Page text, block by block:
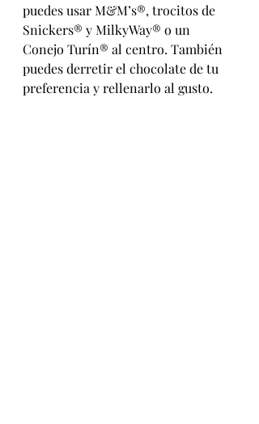
puedes usar M&M’s®, trocitos de
Snickers® y MilkyWay® o un
Conejo Turín® al centro. También
puedes derretir el chocolate de tu
preferencia y rellenarlo al gusto.